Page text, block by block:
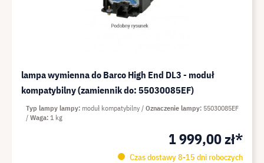
lampa wymienna do Barco High End DL3 - moduł
kompatybilny (zamiennik do: 55030085EF)
1 999,00 zł*
Czas dostawy 8-15 dni roboczych
Typ lampy lampy moduł kompatybilny Oznaczenie lampy 55030085EF
Waga 1 kg